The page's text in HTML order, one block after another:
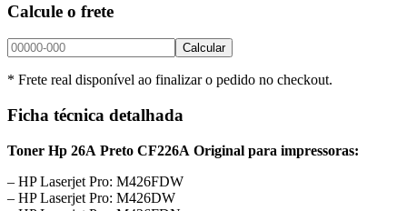
Calcule o frete
Calcular
* Frete real disponível ao finalizar o pedido no checkout.
Ficha técnica detalhada
Toner Hp 26A Preto CF226A Original para impressoras:
– HP Laserjet Pro: M426FDW
– HP Laserjet Pro: M426DW